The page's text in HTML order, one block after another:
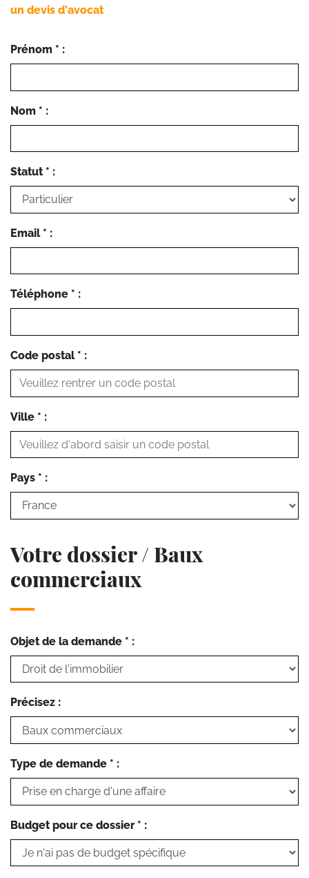
un devis d'avocat
Prénom * :
Nom * :
Statut * :
Email * :
Téléphone * :
Code postal * :
Ville * :
Pays * :
Votre dossier / Baux
commerciaux
Objet de la demande * :
Précisez :
Type de demande * :
Budget pour ce dossier * :